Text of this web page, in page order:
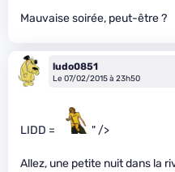
Mauvaise soirée, peut-être ?
ludo0851
Le 07/02/2015 à 23h50
LIDD = " />
Allez, une petite nuit dans la